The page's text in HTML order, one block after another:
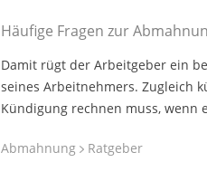
Häufige Fragen zur
Damit rügt der Arbeitgeber ein
seines Arbeitnehmers. Zugleich
Kündigung rechnen muss, wenn
Abmahnung Ratgeber